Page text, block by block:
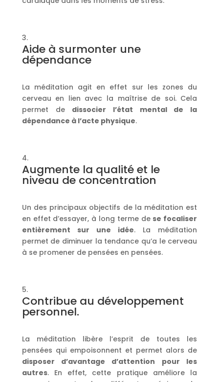
Aide à surmonter une
dépendance
La méditation agit en effet sur les zones du
cerveau en lien avec la maîtrise de soi. Cela
permet de dissocier l’état mental de la
dépendance à l’acte physique.
Augmente la qualité et le
niveau de concentration
Un des principaux objectifs de la méditation est
en effet d’essayer, à long terme de se focaliser
entièrement sur une idée. La méditation
permet de diminuer la tendance qu’a le cerveau
à se promener de pensées en pensées.
Contribue au développement
personnel.
La méditation libère l’esprit de toutes les
pensées qui empoisonnent et permet alors de
disposer d’avantage d’attention pour les
autres. En effet, cette pratique améliore la